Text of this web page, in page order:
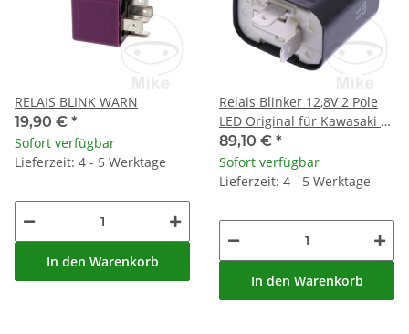
RELAIS BLINK WARN
19,90 € *
Sofort verfügbar
Lieferzeit: 4 - 5 Werktage
In den Warenkorb
Relais Blinker 12,8V 2 Pole
LED Original für Kawasaki Z
1000 ZX-6R ZX-6RR 600
89,10 € *
Sofort verfügbar
Lieferzeit: 4 - 5 Werktage
In den Warenkorb